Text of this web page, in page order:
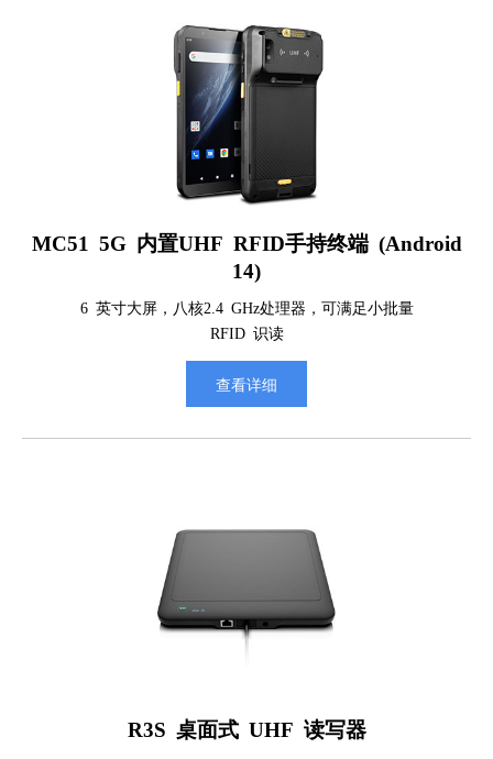
MC51 5G 内置UHF RFID手持终端 (Android
14)
6 英寸大屏，八核2.4 GHz处理器，可满足小批量
RFID 识读
查看详细
R3S 桌面式 UHF 读写器